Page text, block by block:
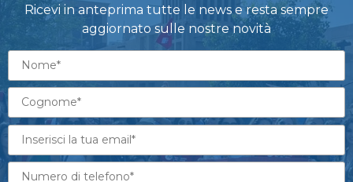
Ricevi in anteprima tutte le news e resta sempre
aggiornato sulle nostre novità